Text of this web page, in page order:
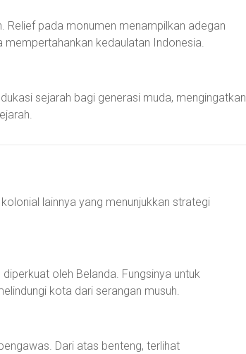
Relief pada monumen menampilkan adegan
kedaulatan Indonesia.
sejarah bagi generasi muda, mengingatkan
lainnya yang menunjukkan strategi
oleh Belanda. Fungsinya untuk
kota dari serangan musuh.
Dari atas benteng, terlihat